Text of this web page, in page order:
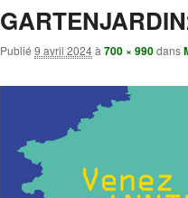
Publié 9 avril 2024à 700 × 990dans